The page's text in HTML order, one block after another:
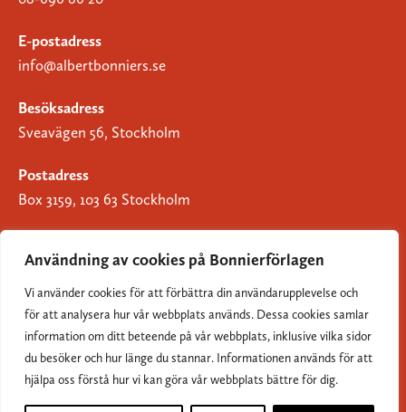
Användning av cookies på Bonnierförlagen
Vi använder cookies för att förbättra din användarupplevelse och
för att analysera hur vår webbplats används. Dessa cookies samlar
information om ditt beteende på vår webbplats, inklusive vilka sidor
du besöker och hur länge du stannar. Informationen används för att
hjälpa oss förstå hur vi kan göra vår webbplats bättre för dig.
E-postadress
info@albertbonniers.se
Besöksadress
Sveavägen 56, Stockholm
Postadress
Box 3159, 103 63 Stockholm
Om Bonnierförlagen
Cookies
Integritetspolicy